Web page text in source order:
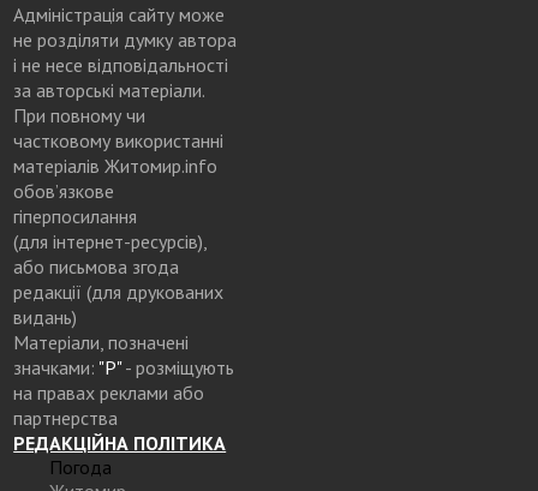
Адміністрація сайту може
не розділяти думку автора
і не несе відповідальності
за авторські матеріали.
При повному чи
частковому використанні
матеріалів Житомир.info
обов’язкове
гіперпосилання
(для інтернет-ресурсів),
або письмова згода
редакції (для друкованих
видань)
Матеріали, позначені
значками: "Р"- розміщують
на правах реклами або
партнерства
РЕДАКЦІЙНА ПОЛІТИКА
Погода